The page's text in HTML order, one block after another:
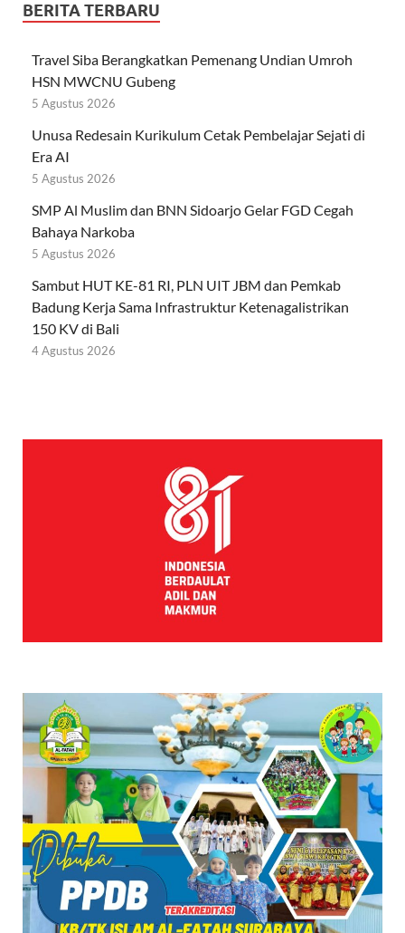
BERITA TERBARU
Travel Siba Berangkatkan Pemenang Undian Umroh
HSN MWCNU Gubeng
5 Agustus 2026
Unusa Redesain Kurikulum Cetak Pembelajar Sejati di
Era AI
5 Agustus 2026
SMP Al Muslim dan BNN Sidoarjo Gelar FGD Cegah
Bahaya Narkoba
5 Agustus 2026
Sambut HUT KE-81 RI, PLN UIT JBM dan Pemkab
Badung Kerja Sama Infrastruktur Ketenagalistrikan
150 KV di Bali
4 Agustus 2026